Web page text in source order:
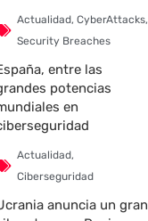
Actualidad, CyberAttacks,
Security Breaches
entre las
potencias
en
Actualidad,
Ciberseguridad
anuncia un gran